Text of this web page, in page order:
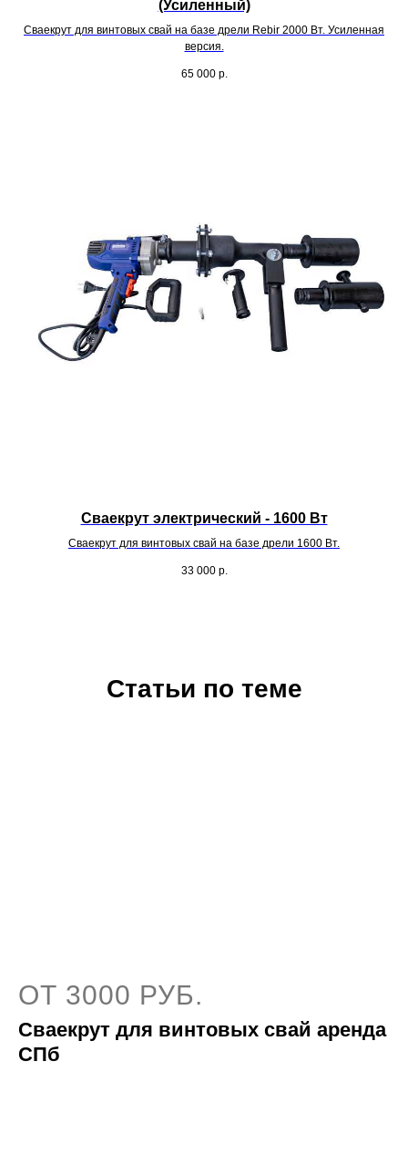
(Усиленный)
Сваекрут для винтовых свай на базе дрели Rebir 2000 Вт. Усиленная
версия.
65 000 р.
Сваекрут электрический - 1600 Вт
Сваекрут для винтовых свай на базе дрели 1600 Вт.
33 000 р.
Статьи по теме
ОТ 3000 РУБ.
Cваекрут для винтовых свай аренда
СПб